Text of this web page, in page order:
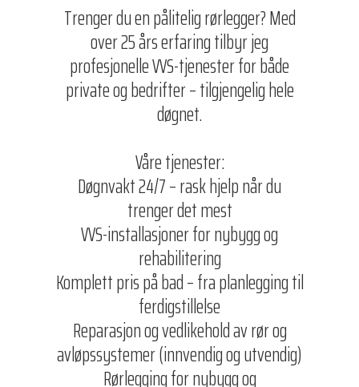
Trenger du en pålitelig rørlegger? Med
over 25 års erfaring tilbyr jeg
profesjonelle VVS-tjenester for både
private og bedrifter – tilgjengelig hele
døgnet.
Våre tjenester:
Døgnvakt 24/7 – rask hjelp når du
trenger det mest
VVS-installasjoner for nybygg og
rehabilitering
Komplett pris på bad – fra planlegging til
ferdigstillelse
Reparasjon og vedlikehold av rør og
avløpssystemer (innvendig og utvendig)
Rørlegging for nybygg og